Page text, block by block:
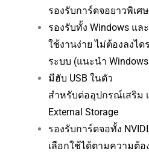
รองรับการ์ดจอยาวพิเศ
รองรับทั้ง Windows แล
ใช้งานง่าย ไม่ต้องลงได
ระบบ (แนะนำ
มีฮับ USB ในตัว
สำหรับต่ออุปกรณ์เสริม
External Storage
รองรับการ์ดจอทั้ง
เลือกใช้ได้ตามความต้อ